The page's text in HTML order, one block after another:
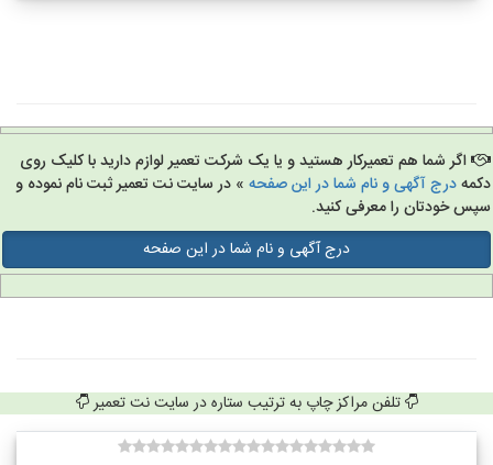
اگر شما هم تعمیرکار هستید و یا یک شرکت تعمیر لوازم دارید با کلیک روی
درج آگهی و نام شما در این صفحه» در سایت نت تعمیر ثبت نام نموده و
خودتان را معرفی کنید.
درج آگهی و نام شما در این صفحه
تلفن مراکز چاپ به ترتیب ستاره در سایت نت تعمیر